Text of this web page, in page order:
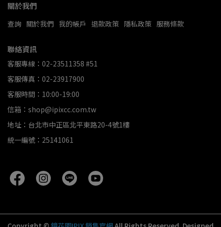
關於我們
查詢 關於我們 我的帳戶 退款政策 隱私政策 服務條款
聯絡資訊
客服專線：02-23511358 #51
客服傳真：02-23917900
客服時間：10:00-19:00
信箱：shop@ipixcc.com.tw
地址：台北市中正區北平東路20-4號1樓
統一編號：25141061